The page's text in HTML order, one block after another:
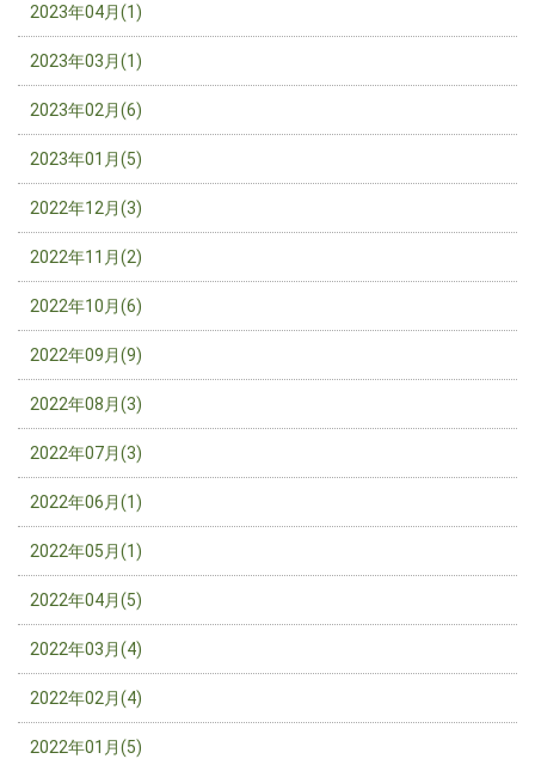
2023年04月(1)
2023年03月(1)
2023年02月(6)
2023年01月(5)
2022年12月(3)
2022年11月(2)
2022年10月(6)
2022年09月(9)
2022年08月(3)
2022年07月(3)
2022年06月(1)
2022年05月(1)
2022年04月(5)
2022年03月(4)
2022年02月(4)
2022年01月(5)